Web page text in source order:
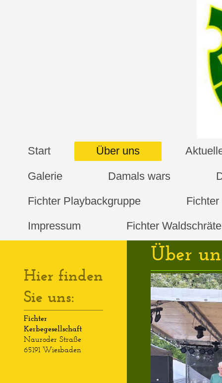
Start Über uns
Galerie Damals wars
Fichter Playbackgruppe
Impressum
Fichter Waldschräte
Über
Hier finden
Sie uns:
Fichter
Kerbegesellschaft
Nauroder Straße
65191 Wiesbaden